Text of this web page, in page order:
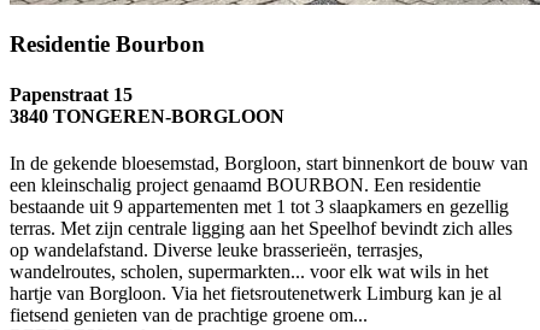
Residentie Bourbon
Papenstraat 15
3840 TONGEREN-BORGLOON
In de gekende bloesemstad, Borgloon, start binnenkort de bouw van
een kleinschalig project genaamd BOURBON. Een residentie
bestaande uit 9 appartementen met 1 tot 3 slaapkamers en gezellig
terras. Met zijn centrale ligging aan het Speelhof bevindt zich alles
op wandelafstand. Diverse leuke brasserieën, terrasjes,
wandelroutes, scholen, supermarkten... voor elk wat wils in het
hartje van Borgloon. Via het fietsroutenetwerk Limburg kan je al
fietsend genieten van de prachtige groene om...